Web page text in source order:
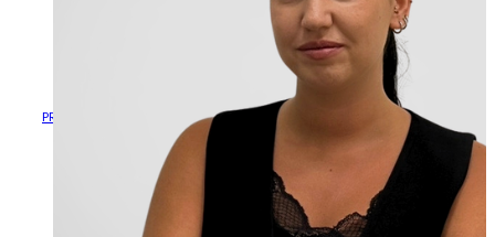
PSICHOLOGĖ
PRADŽIA /
AUSTĖJA ČESNAUSKAITĖ – NAUJOJI
VAIKŲ IR PAAUGLIŲ MEDICINOS
PSICHOLOGĖ